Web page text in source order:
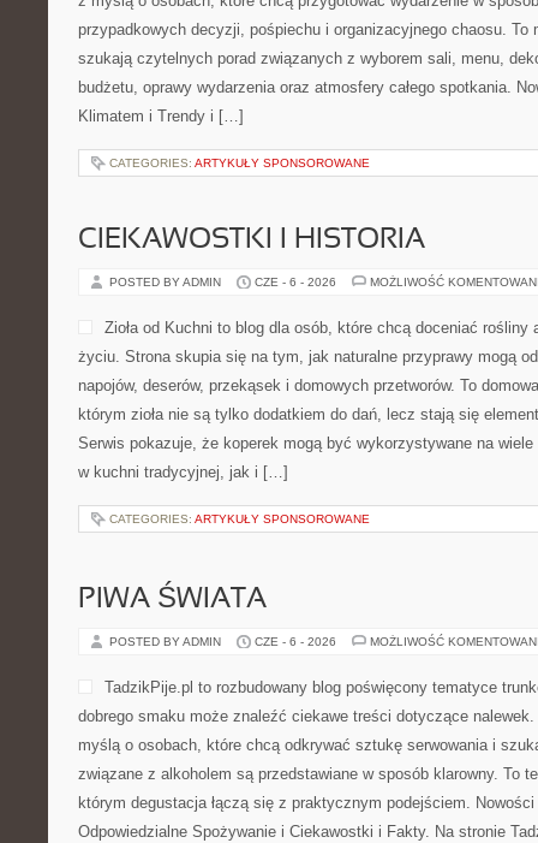
przypadkowych decyzji, pośpiechu i organizacyjnego chaosu.
szukają czytelnych porad związanych z wyborem sali, menu,
budżetu, oprawy wydarzenia oraz atmosfery całego spotkania.
Klimatem i Trendy i […]
CATEGORIES: ARTYKUŁY SPONSOROWANE
CIEKAWOSTKI I HISTORIA
POSTED BY ADMIN CZE - 6 - 2026 MOŻLIWOŚĆ
Zioła od Kuchni to blog dla osób, które chcą doceniać rośliny
życiu. Strona skupia się na tym, jak naturalne przyprawy mogą
napojów, deserów, przekąsek i domowych przetworów. To
którym zioła nie są tylko dodatkiem do dań, lecz stają się
Serwis pokazuje, że koperek mogą być wykorzystywane na
w kuchni tradycyjnej, jak i […]
CATEGORIES: ARTYKUŁY SPONSOROWANE
PIWA ŚWIATA
POSTED BY ADMIN CZE - 6 - 2026 MOŻLIWOŚĆ
TadzikPije.pl to rozbudowany blog poświęcony tematyce
dobrego smaku może znaleźć ciekawe treści dotyczące
myślą o osobach, które chcą odkrywać sztukę serwowania i
związane z alkoholem są przedstawiane w sposób klarowny. To
którym degustacja łączą się z praktycznym podejściem.
Odpowiedzialne Spożywanie i Ciekawostki i Fakty. Na stronie